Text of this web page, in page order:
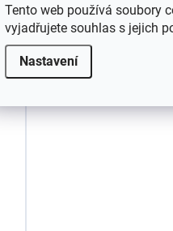
Tento web používá soubory
vyjadřujete souhlas s jejich
Nastavení